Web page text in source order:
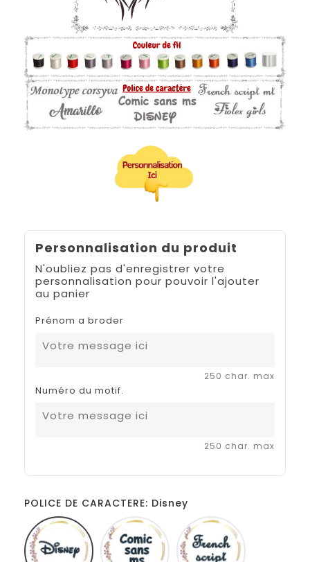
Personnalisation du produit
N'oubliez pas d'enregistrer votre
personnalisation pour pouvoir l'ajouter
au panier
Prénom a broder
250 char. max
Numéro du motif.
250 char. max
POLICE DE CARACTERE: Disney
Disney
Comic
sans
ms